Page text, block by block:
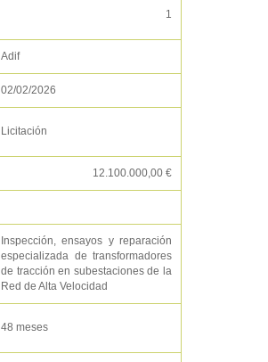
1
Adif
02/02/2026
Licitación
12.100.000,00 €
Inspección, ensayos y reparación
especializada de transformadores
de tracción en subestaciones de la
Red de Alta Velocidad
48 meses